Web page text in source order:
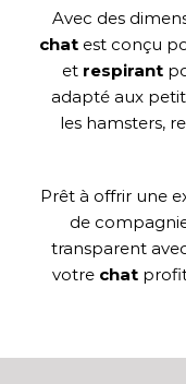
Avec des
chat est conçu
et respirant
adapté aux
les hamsters,
Prêt à offrir une
de
transparent
votre chat